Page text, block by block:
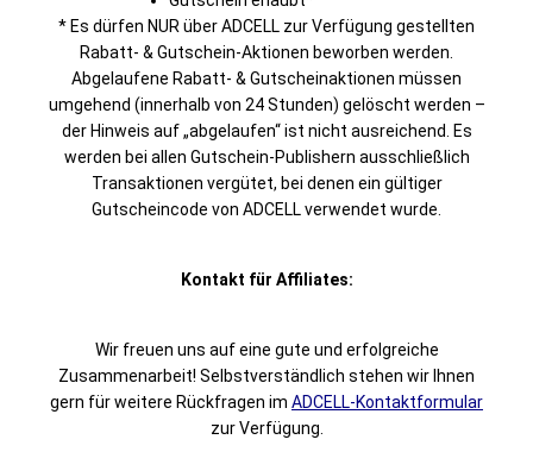
* Es dürfen NUR über ADCELL zur Verfügung gestellten
Rabatt- & Gutschein-Aktionen beworben werden.
Abgelaufene Rabatt- & Gutscheinaktionen müssen
umgehend (innerhalb von 24 Stunden) gelöscht werden –
der Hinweis auf „abgelaufen“ ist nicht ausreichend. Es
werden bei allen Gutschein-Publishern ausschließlich
Transaktionen vergütet, bei denen ein gültiger
Gutscheincode von ADCELL verwendet wurde.
Kontakt für Affiliates:
Wir freuen uns auf eine gute und erfolgreiche
Zusammenarbeit! Selbstverständlich stehen wir Ihnen
gern für weitere Rückfragen im ADCELL-Kontaktformular
zur Verfügung.